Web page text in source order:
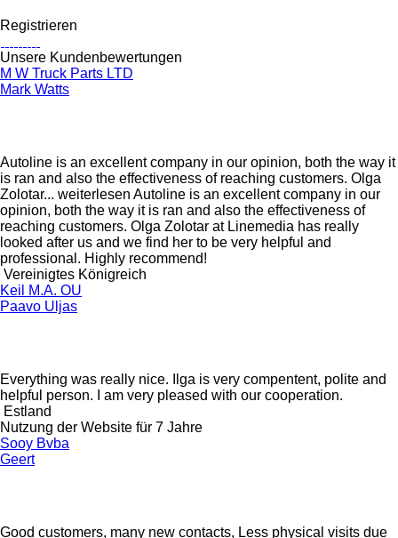
Registrieren
Unsere Kundenbewertungen
M W Truck Parts LTD
Mark Watts
Autoline is an excellent company in our opinion, both the way it
is ran and also the effectiveness of reaching customers. Olga
Zolotar... weiterlesen Autoline is an excellent company in our
opinion, both the way it is ran and also the effectiveness of
reaching customers. Olga Zolotar at Linemedia has really
looked after us and we find her to be very helpful and
professional. Highly recommend!
Vereinigtes Königreich
Keil M.A. OU
Paavo Uljas
Everything was really nice. Ilga is very compentent, polite and
helpful person. I am very pleased with our cooperation.
Estland
Nutzung der Website für 7 Jahre
Sooy Bvba
Geert
Good customers, many new contacts, Less physical visits due